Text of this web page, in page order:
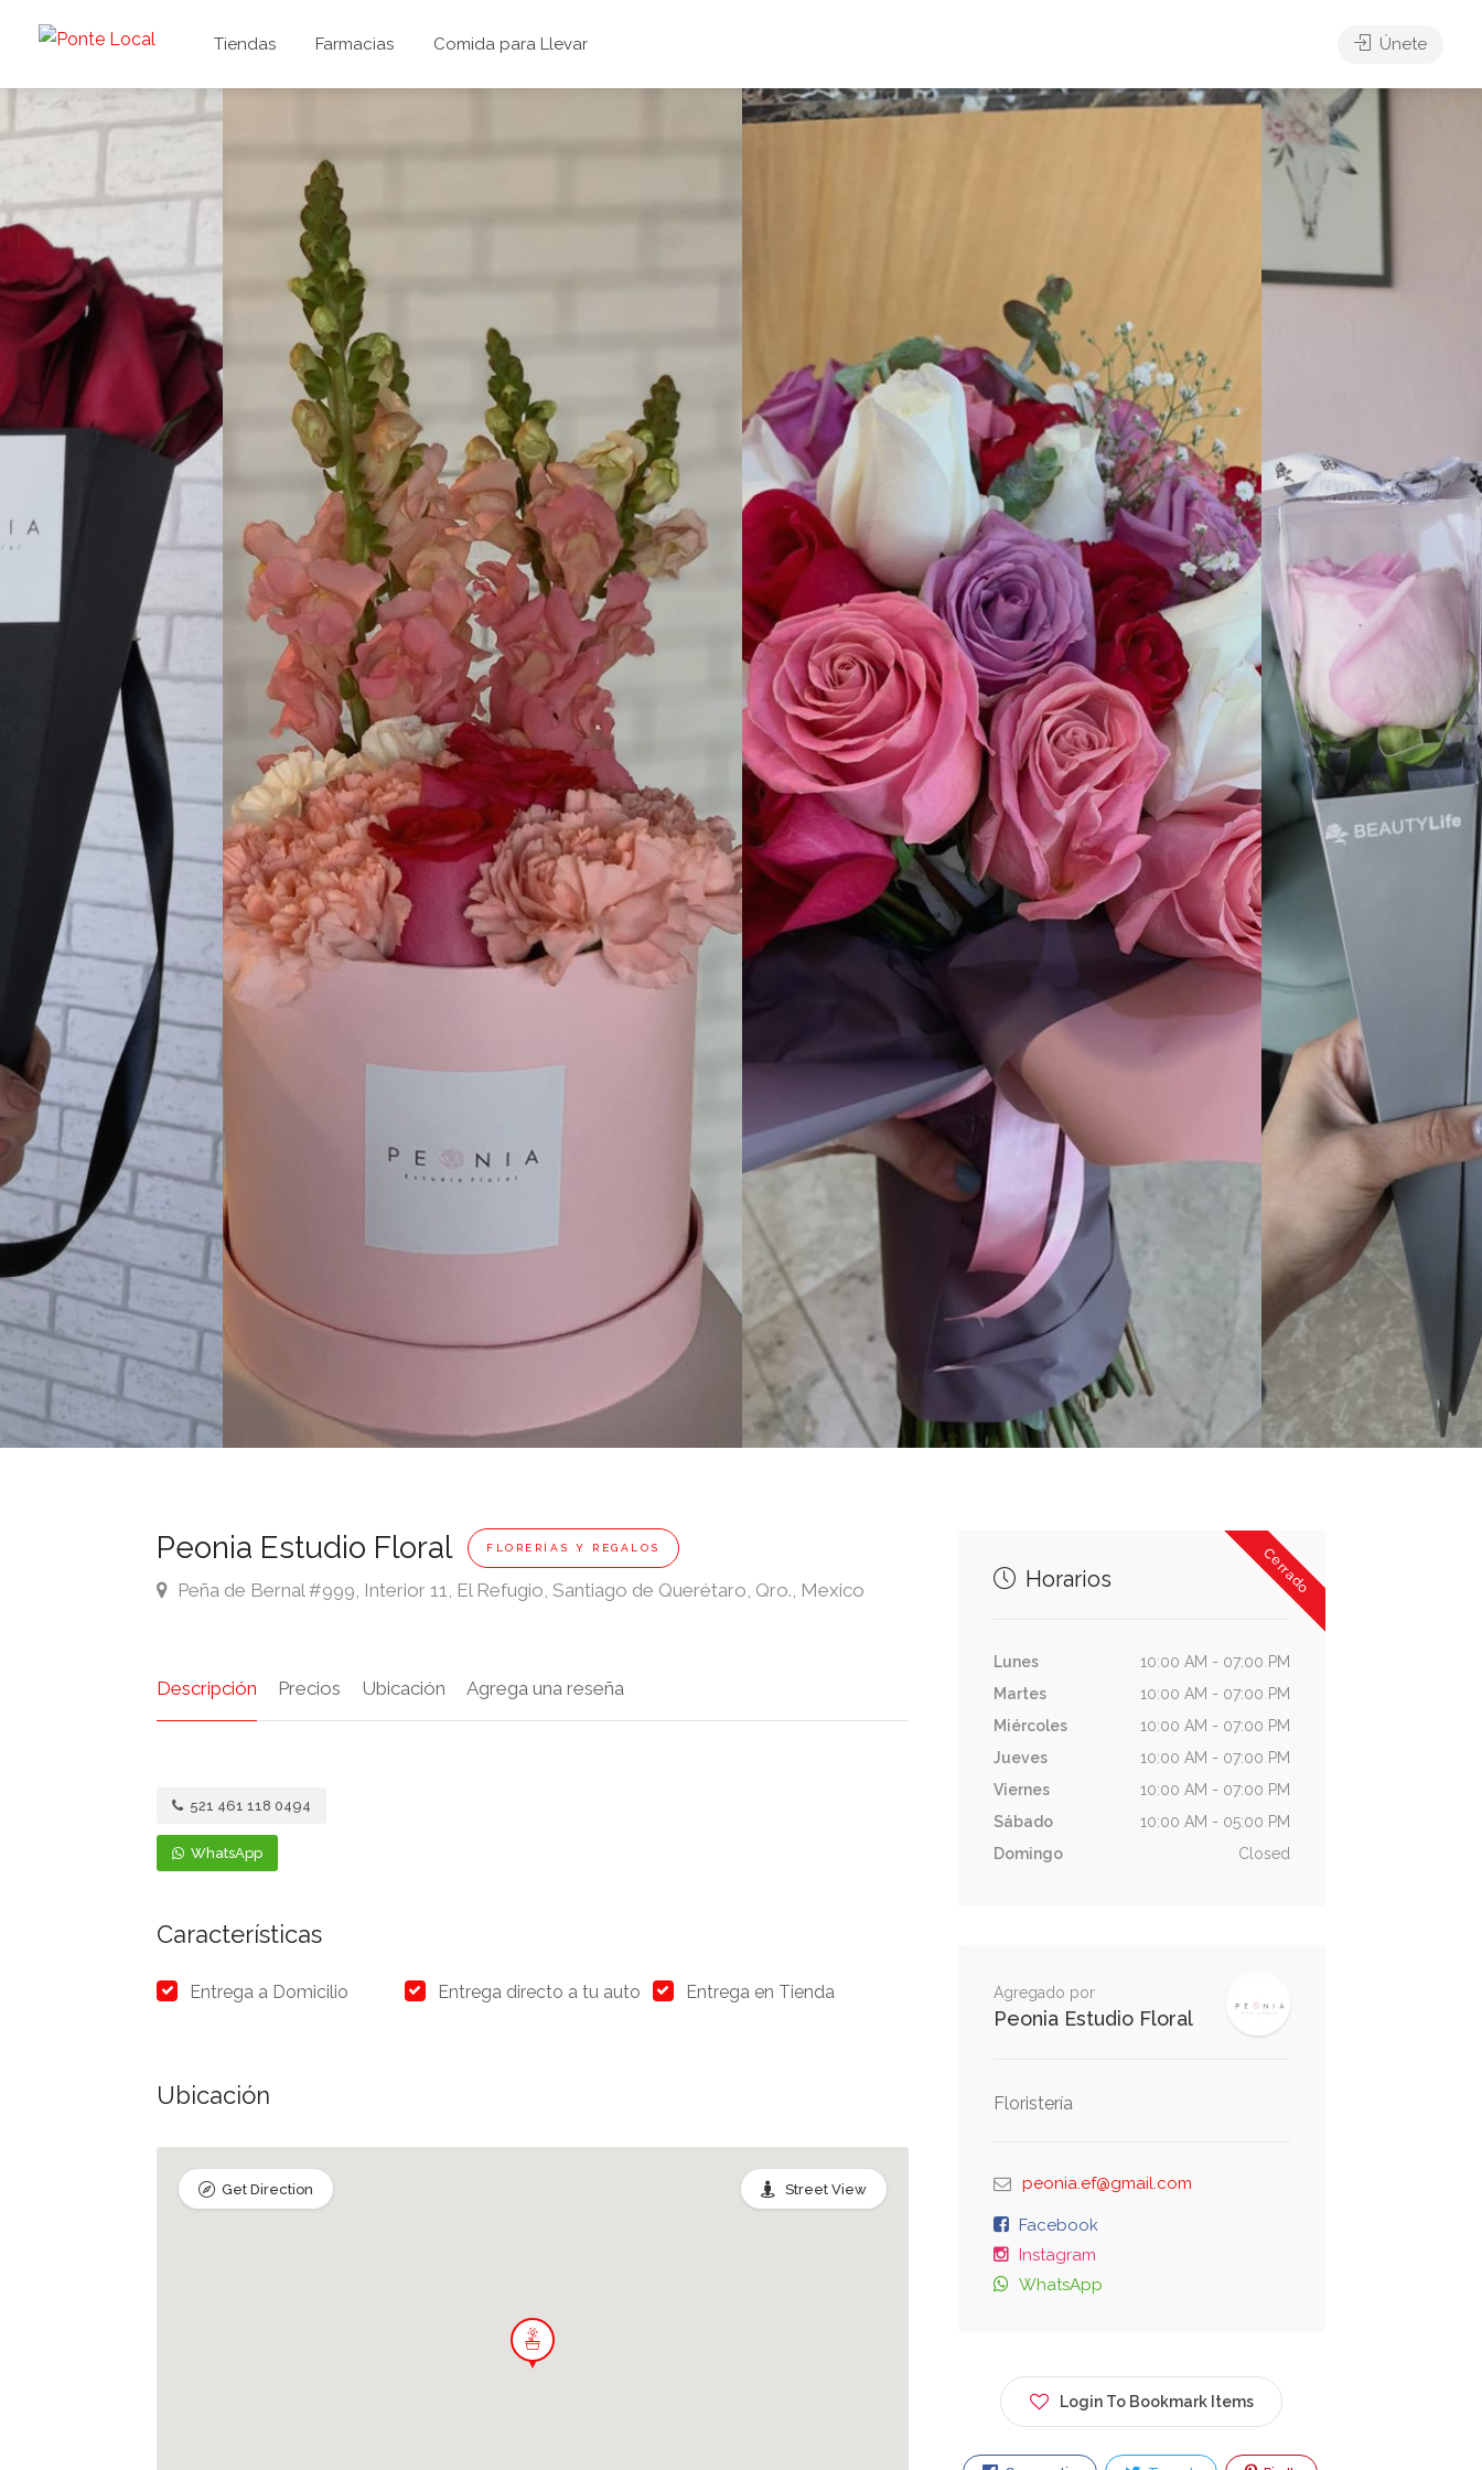
Tiendas Farmacias Comida para Llevar Únete
Peonia Estudio Floral FLORERÍAS Y REGALOS
Peña de Bernal #999, Interior 11, El Refugio, Santiago de Querétaro, Qro., Mexico
Descripción Precios Ubicación Agrega una reseña
521 461 118 0494
WhatsApp
Características
Entrega a Domicilio Entrega directo a tu auto Entrega en Tienda
Ubicación
Street View
Get Direction
Cerrado
Horarios
Lunes
10:00 AM - 07:00 PM
Martes
10:00 AM - 07:00 PM
Miércoles
10:00 AM - 07:00 PM
Jueves
10:00 AM - 07:00 PM
Viernes
10:00 AM - 07:00 PM
Sábado
10:00 AM - 05:00 PM
Domingo
Closed
Agregado por
Peonia Estudio Floral
Floristería
peonia.ef@gmail.com
Facebook
Instagram
WhatsApp
Login To Bookmark Items